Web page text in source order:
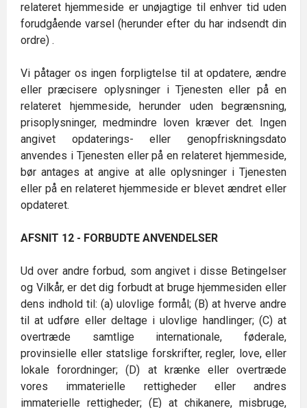
relateret hjemmeside er unøjagtige til enhver tid uden
forudgående varsel (herunder efter du har indsendt din
ordre) .
Vi påtager os ingen forpligtelse til at opdatere, ændre
eller præcisere oplysninger i Tjenesten eller på en
relateret hjemmeside, herunder uden begrænsning,
prisoplysninger, medmindre loven kræver det. Ingen
angivet opdaterings- eller genopfriskningsdato
anvendes i Tjenesten eller på en relateret hjemmeside,
bør antages at angive at alle oplysninger i Tjenesten
eller på en relateret hjemmeside er blevet ændret eller
opdateret.
AFSNIT 12 - FORBUDTE ANVENDELSER
Ud over andre forbud, som angivet i disse Betingelser
og Vilkår, er det dig forbudt at bruge hjemmesiden eller
dens indhold til: (a) ulovlige formål; (B) at hverve andre
til at udføre eller deltage i ulovlige handlinger; (C) at
overtræde samtlige internationale, føderale,
provinsielle eller statslige forskrifter, regler, love, eller
lokale forordninger; (D) at krænke eller overtræde
vores immaterielle rettigheder eller andres
immaterielle rettigheder; (E) at chikanere, misbruge,